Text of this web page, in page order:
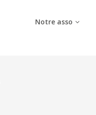
Notre asso